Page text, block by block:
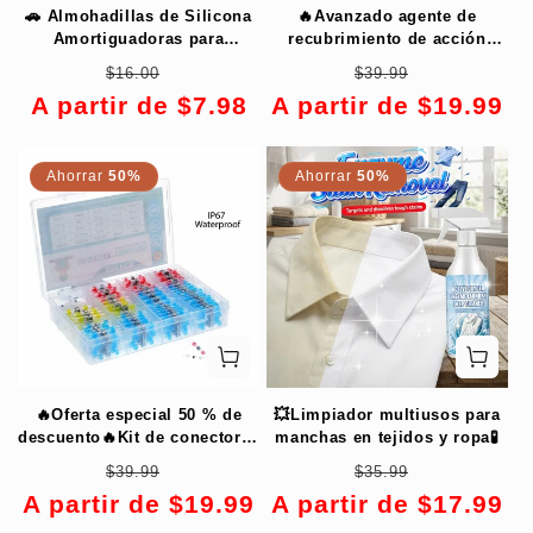
🚗 Almohadillas de Silicona
Amortiguadoras para
Cerraduras de Puertas de
Auto - Cierre Silencioso ✨
Precio
habitual
$16.00
de
A partir de $7.98
🔥Avanzado agente de
recubrimiento de acción
rápida para automóviles en
aerosol✨
Precio
habitual
$39.99
de
A partir de $19.99
Ahorrar 50%
🔥Oferta especial 50 % de
descuento🔥Kit de conectores
impermeables Solderstick
Precio
habitual
$39.99
de
A partir de $19.99
Ahorrar 50%
💥Limpiador multiusos para
manchas en tejidos y ropa🧪
Precio
habitual
$35.99
de
A partir de $17.99